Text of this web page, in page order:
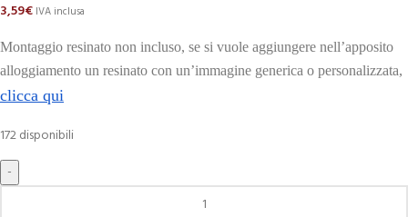
3,59€ IVA inclusa
Montaggio resinato non incluso, se si vuole aggiungere nell’apposito
alloggiamento un resinato con un’immagine generica o personalizzata,
clicca qui
172 disponibili